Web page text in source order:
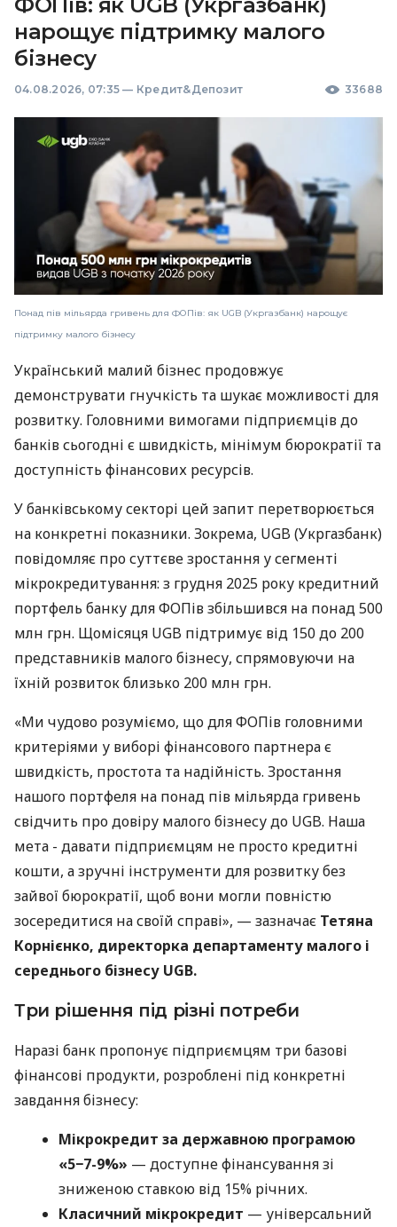
нарощує підтримку малого
бізнесу
04.08.2026, 07:35 — Кредит&Депозит 33688
Понад пів мільярда гривень для ФОПів: як UGB (Укргазбанк) нарощує
підтримку малого бізнесу
Український малий бізнес продовжує
демонструвати гнучкість та шукає можливості для
розвитку. Головними вимогами підприємців до
банків сьогодні є швидкість, мінімум бюрократії та
доступність фінансових ресурсів.
У банківському секторі цей запит перетворюється
на конкретні показники. Зокрема, UGB (Укргазбанк)
повідомляє про суттєве зростання у сегменті
мікрокредитування: з грудня 2025 року кредитний
портфель банку для ФОПів збільшився на понад 500
млн грн. Щомісяця UGB підтримує від 150 до 200
представників малого бізнесу, спрямовуючи на
їхній розвиток близько 200 млн грн.
«Ми чудово розуміємо, що для ФОПів головними
критеріями у виборі фінансового партнера є
швидкість, простота та надійність. Зростання
нашого портфеля на понад пів мільярда гривень
свідчить про довіру малого бізнесу до UGB. Наша
мета - давати підприємцям не просто кредитні
кошти, а зручні інструменти для розвитку без
зайвої бюрократії, щоб вони могли повністю
зосередитися на своїй справі», — зазначає Тетяна
Корнієнко, директорка департаменту малого і
середнього бізнесу UGB.
Три рішення під різні потреби
Наразі банк пропонує підприємцям три базові
фінансові продукти, розроблені під конкретні
завдання бізнесу:
Мікрокредит за державною програмою
«5−7-9%» — доступне фінансування зі
зниженою ставкою від 15% річних.
Класичний мікрокредит — універсальний